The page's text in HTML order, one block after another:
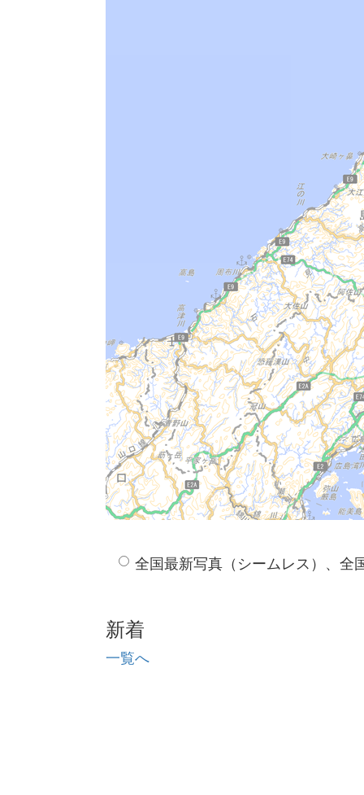
全国最新写真（シームレス）、全
新着
一覧へ